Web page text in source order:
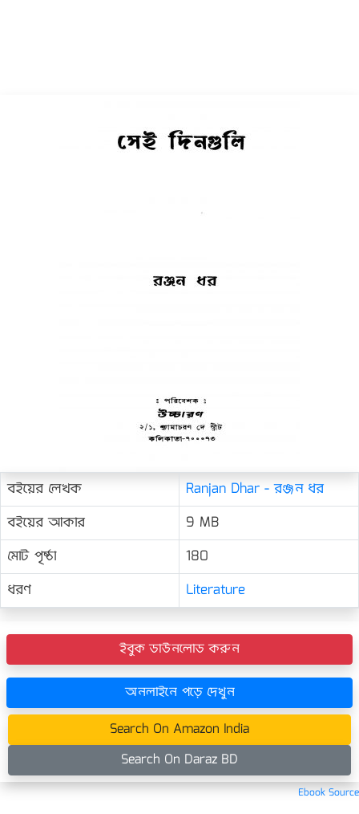
বইয়ের লেখক
Ranjan Dhar - রঞ্জন ধর
বইয়ের আকার
9 MB
মোট পৃষ্ঠা
180
ধরণ
Literature
ইবুক ডাউনলোড করুন
অনলাইনে পড়ে দেখুন
Search On Amazon India
Search On Daraz BD
Ebook Source